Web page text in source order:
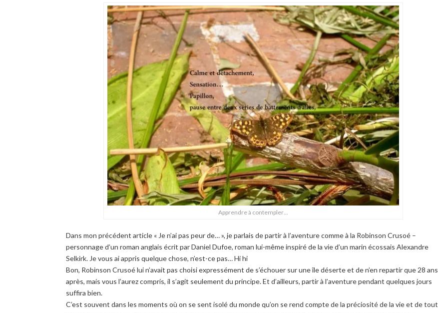
Apprendre à contempler…
Dans mon précédent article « Je n’ai pas peur de… », je parlais de partir à l’aventure comme à la Robinson Crusoé –
personnage d’un roman anglais écrit par Daniel Dufoe, roman lui-même inspiré de la vie d’un marin écossais Alexandre
Selkirk. Je vous ai appris quelque chose, n’est-ce pas… Hi hi
Bon, Robinson Crusoé lui n’avait pas choisi expressément de s’échouer sur une île déserte et de n’en repartir que 28 ans
après, mais vous l’aurez compris, il s’agit seulement du principe. Et d’ailleurs, partir à l’aventure pendant quelques jours
suffira bien.
C’est souvent dans les moments où on se sent isolé du monde qu’on se rend compte de la préciosité de la vie et de tout